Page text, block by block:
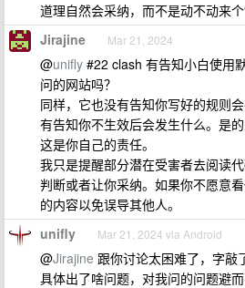
道理自然会采纳，而不是动不动来个
Jirajine Mar 21, 2024
@unifly #22 clash 有告知小白使用
问的网站吗？
同样，它也没有告知你写好的规则
有告知你不生效后会发生什么。是
这是你自己的责任。
我只是提醒部分潜在受害者去阅读
判断或者让你采纳。如果你不愿意
的内容以免误导其他人。
unifly Mar 21, 2024 via Android
@Jirajine 跟你讨论太困难了，字敲
具体出了啥问题，对我问的问题避